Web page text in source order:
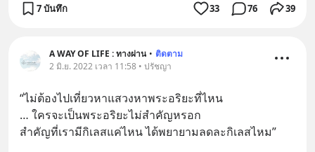
7 บันทึก 33 76 39
A WAY OF LIFE : ทางผ่าน • ติดตาม
2 มิ.ย. 2022 เวลา 11:58 • ปรัชญา
“ไม่ต้องไปเที่ยวหาแสวงหาพระอริยะที่ไหน
… ใครจะเป็นพระอริยะไม่สำคัญหรอก
สำคัญที่เรามีกิเลสแค่ไหน ได้พยายามลดละกิเลสไหม”